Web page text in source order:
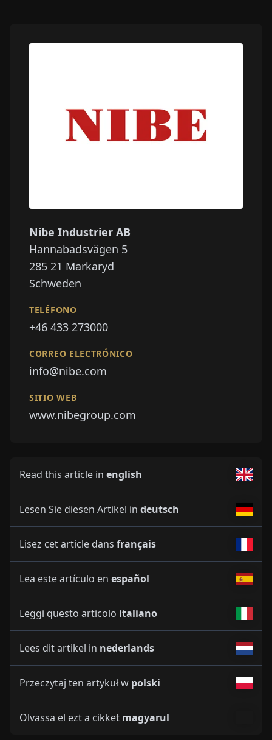
Nibe Industrier AB
Hannabadsvägen 5
285 21 Markaryd
Schweden
TELÉFONO
+46 433 273000
CORREO ELECTRÓNICO
info@nibe.com
SITIO WEB
www.nibegroup.com
Read this article in english
Lesen Sie diesen Artikel in deutsch
Lisez cet article dans français
Lea este artículo en español
Leggi questo articolo italiano
Lees dit artikel in nederlands
Przeczytaj ten artykuł w polski
Olvassa el ezt a cikket magyarul